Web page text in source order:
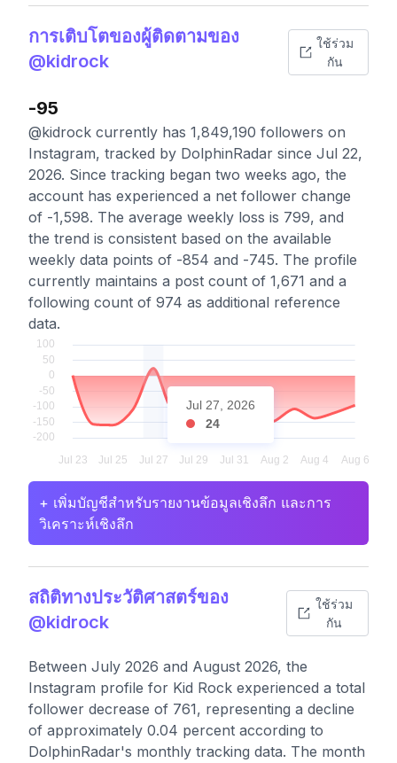
การเติบโตของผู้ติดตามของ
@kidrock
ใช้ร่วม
กัน
-95
@kidrock currently has 1,849,190 followers on
Instagram, tracked by DolphinRadar since Jul 22,
2026. Since tracking began two weeks ago, the
account has experienced a net follower change
of -1,598. The average weekly loss is 799, and
the trend is consistent based on the available
weekly data points of -854 and -745. The profile
currently maintains a post count of 1,671 and a
following count of 974 as additional reference
data.
Jul 27, 2026
24
+ เพิ่มบัญชีสำหรับรายงานข้อมูลเชิงลึก และการ
วิเคราะห์เชิงลึก
สถิติทางประวัติศาสตร์ของ
@kidrock
ใช้ร่วม
กัน
Between July 2026 and August 2026, the
Instagram profile for Kid Rock experienced a total
follower decrease of 761, representing a decline
of approximately 0.04 percent according to
DolphinRadar's monthly tracking data. The month